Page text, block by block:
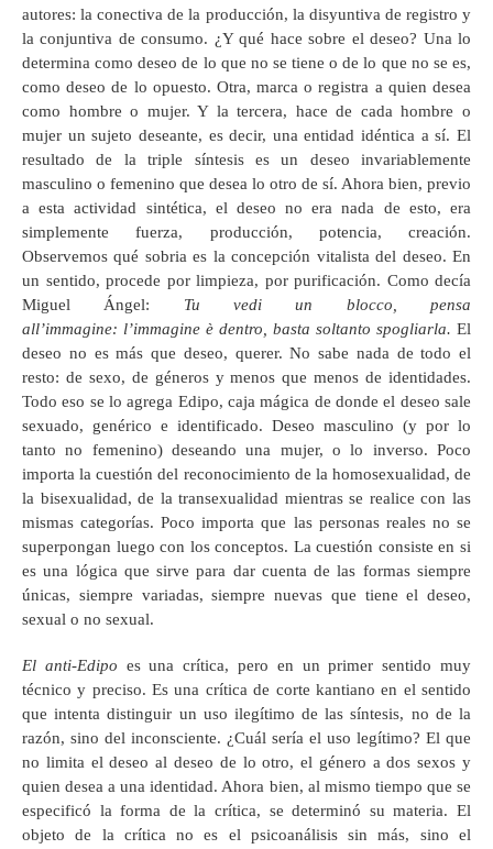
autores: la conectiva de la producción, la disyuntiva de registro y
la conjuntiva de consumo. ¿Y qué hace sobre el deseo? Una lo
determina como deseo de lo que no se tiene o de lo que no se es,
como deseo de lo opuesto. Otra, marca o registra a quien desea
como hombre o mujer. Y la tercera, hace de cada hombre o
mujer un sujeto deseante, es decir, una entidad idéntica a sí. El
resultado de la triple síntesis es un deseo invariablemente
masculino o femenino que desea lo otro de sí. Ahora bien, previo
a esta actividad sintética, el deseo no era nada de esto, era
simplemente fuerza, producción, potencia, creación.
Observemos qué sobria es la concepción vitalista del deseo. En
un sentido, procede por limpieza, por purificación. Como decía
Miguel Ángel: Tu vedi un blocco, pensa
all’immagine: l’immagine è dentro, basta soltanto spogliarla. El
deseo no es más que deseo, querer. No sabe nada de todo el
resto: de sexo, de géneros y menos que menos de identidades.
Todo eso se lo agrega Edipo, caja mágica de donde el deseo sale
sexuado, genérico e identificado. Deseo masculino (y por lo
tanto no femenino) deseando una mujer, o lo inverso. Poco
importa la cuestión del reconocimiento de la homosexualidad, de
la bisexualidad, de la transexualidad mientras se realice con las
mismas categorías. Poco importa que las personas reales no se
superpongan luego con los conceptos. La cuestión consiste en si
es una lógica que sirve para dar cuenta de las formas siempre
únicas, siempre variadas, siempre nuevas que tiene el deseo,
sexual o no sexual.
El anti-Edipo es una crítica, pero en un primer sentido muy
técnico y preciso. Es una crítica de corte kantiano en el sentido
que intenta distinguir un uso ilegítimo de las síntesis, no de la
razón, sino del inconsciente. ¿Cuál sería el uso legítimo? El que
no limita el deseo al deseo de lo otro, el género a dos sexos y
quien desea a una identidad. Ahora bien, al mismo tiempo que se
especificó la forma de la crítica, se determinó su materia. El
objeto de la crítica no es el psicoanálisis sin más, sino el